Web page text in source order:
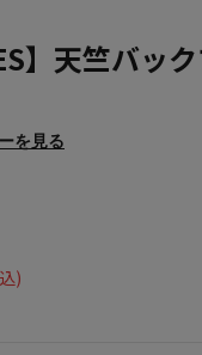
】天竺バッ
を見る
)